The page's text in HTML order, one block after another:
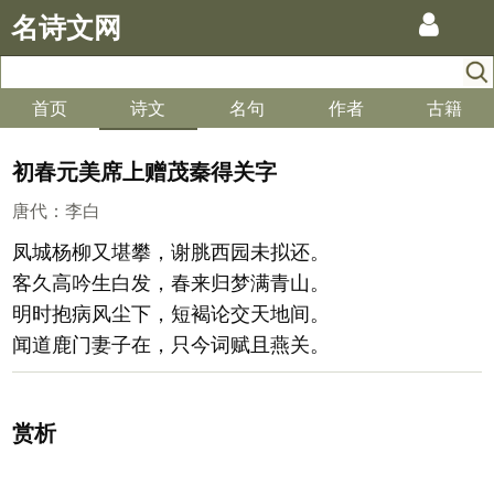
名诗文网
首页 诗文 名句 作者 古籍
初春元美席上赠茂秦得关字
唐代 ： 李白
凤城杨柳又堪攀，谢脁西园未拟还。
客久高吟生白发，春来归梦满青山。
明时抱病风尘下，短褐论交天地间。
闻道鹿门妻子在，只今词赋且燕关。
赏析